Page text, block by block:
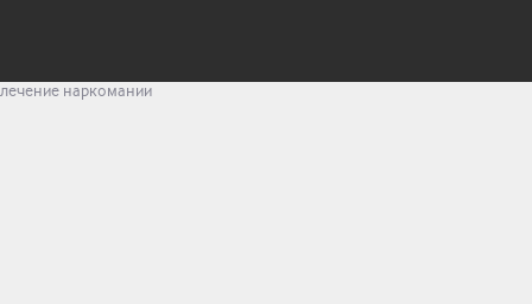
лечение наркомании